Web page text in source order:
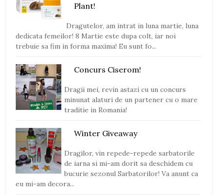
Plant!
Dragutelor, am intrat in luna martie, luna
dedicata femeilor! 8 Martie este dupa colt, iar noi
trebuie sa fim in forma maxima! Eu sunt fo...
Concurs Ciserom!
Dragii mei, revin astazi cu un concurs
minunat alaturi de un partener cu o mare
traditie in Romania!
Winter Giveaway
Dragilor, vin repede-repede sarbatorile
de iarna si mi-am dorit sa deschidem cu
bucurie sezonul Sarbatorilor! Va anunt ca
eu mi-am decora...